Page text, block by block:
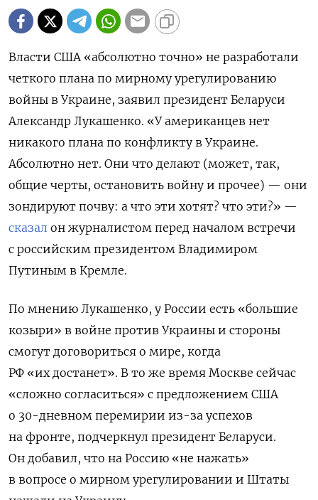
Власти США «абсолютно точно» не разработали
четкого плана по мирному урегулированию
войны в Украине, заявил президент Беларуси
Александр Лукашенко. «У американцев нет
никакого плана по конфликту в Украине.
Абсолютно нет. Они что делают (может, так,
общие черты, остановить войну и прочее) — они
зондируют почву: а что эти хотят? что эти?» —
сказал он журналистом перед началом встречи
с российским президентом Владимиром
Путиным в Кремле.
По мнению Лукашенко, у России есть «большие
козыри» в войне против Украины и стороны
смогут договориться о мире, когда
РФ «их достанет». В то же время Москве сейчас
«сложно согласиться» с предложением США
о 30-дневном перемирии из-за успехов
на фронте, подчеркнул президент Беларуси.
Он добавил, что на Россию «не нажать»
в вопросе о мирном урегулировании и Штаты